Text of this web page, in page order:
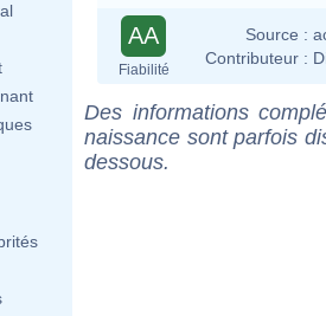
AA
Fiabilité
Source :
Contributeur :
Des informations
naissance sont parfois
dessous.